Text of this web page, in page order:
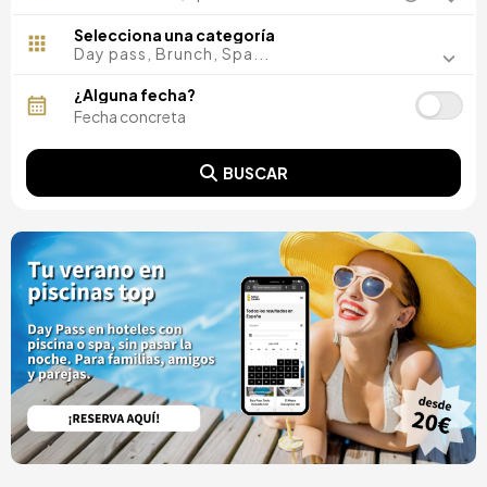
España Baleares
HM Gran Fiesta
Mallorca, España
Barcelona, España
Madrid, España
Málaga, España
Costa del Sol, España
Ibiza, España
Tarragona, España
Tenerife, España
Cádiz, España
Alicante, España
Sevilla, España
¿A dónde?
Selecciona una categoría
Day pass, Brunch, Spa...
¿Alguna fecha?
BUSCAR